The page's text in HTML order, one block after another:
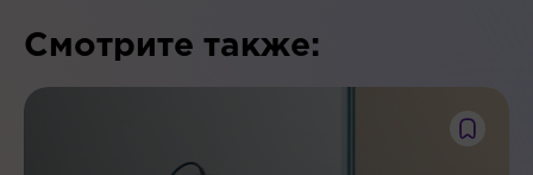
Смотрите также: